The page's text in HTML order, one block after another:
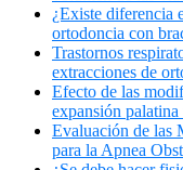
¿Existe diferencia
ortodoncia con
Trastornos
extracciones de
Efecto de las
expansión
Evaluación de las
para la Apnea